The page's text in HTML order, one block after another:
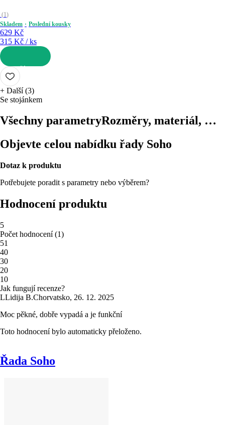
(1)
Skladem
Poslední kousky
629 Kč
315 Kč / ks
DO KOŠÍKU
+ Další (3)
Se stojánkem
Všechny parametryRozměry, materiál, …
Objevte celou nabídku řady Soho
Dotaz k produktu
Potřebujete poradit s parametry nebo výběrem?
Hodnocení produktu
5
Počet hodnocení(1)
51
40
30
20
10
Jak fungují recenze?
LLidija B.Chorvatsko, 26. 12. 2025
Moc pěkné, dobře vypadá a je funkční
Toto hodnocení bylo automaticky přeloženo.
Řada Soho